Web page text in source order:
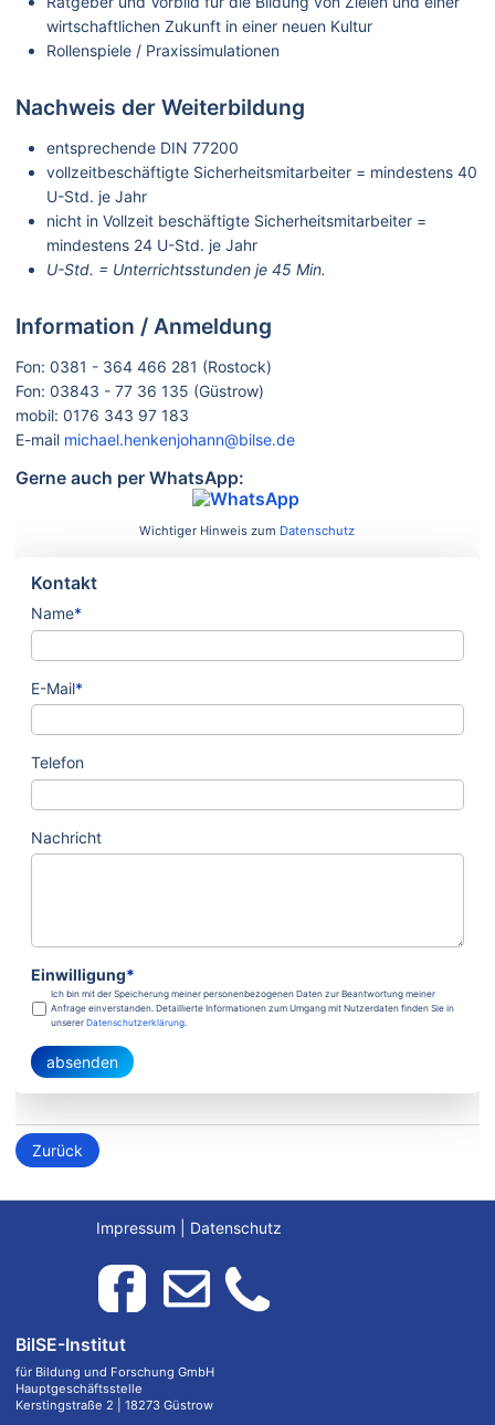
wirtschaftlichen Zukunft in einer neuen Kultur
Rollenspiele / Praxissimulationen
Nachweis der Weiterbildung
entsprechende DIN 77200
vollzeitbeschäftigte Sicherheitsmitarbeiter = mindestens 40
U-Std. je Jahr
nicht in Vollzeit beschäftigte Sicherheitsmitarbeiter =
mindestens 24 U-Std. je Jahr
U-Std. = Unterrichtsstunden je 45 Min.
Information / Anmeldung
Fon: 0381 - 364 466 281 (Rostock)
Fon: 03843 - 77 36 135 (Güstrow)
mobil: 0176 343 97 183
E-mail michael.henkenjohann@bilse.de
Gerne auch per WhatsApp:
Wichtiger Hinweis zum Datenschutz
Kontakt
Name*
E-Mail*
Telefon
Nachricht
Einwilligung*
Ich bin mit der Speicherung meiner personenbezogenen Daten zur Beantwortung meiner
Anfrage einverstanden. Detaillierte Informationen zum Umgang mit Nutzerdaten finden Sie in
unserer Datenschutzerklärung.
absenden
Zurück
Impressum Datenschutz
BilSE-Institut
für Bildung und Forschung GmbH
Hauptgeschäftsstelle
Kerstingstraße 2 | 18273 Güstrow